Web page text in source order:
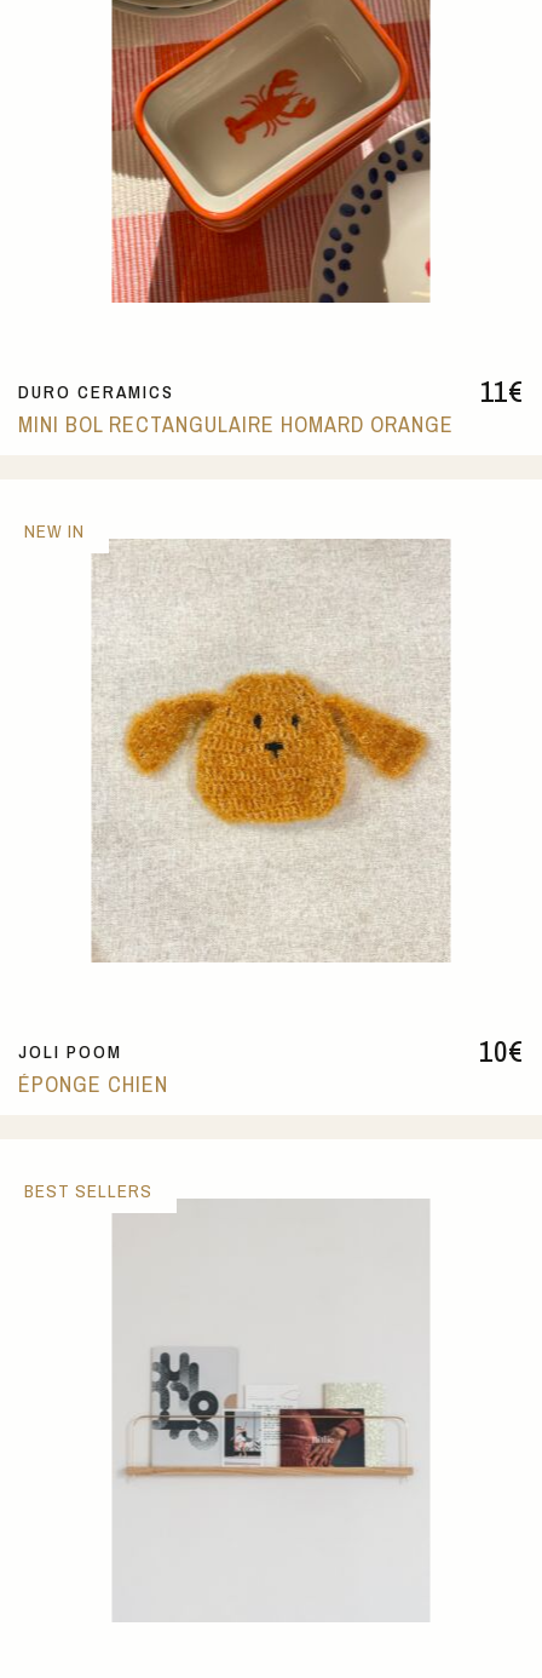
11€
DURO CERAMICS
MINI BOL RECTANGULAIRE HOMARD ORANGE
10€
JOLI POOM
ÉPONGE CHIEN
NEW IN
BEST SELLERS